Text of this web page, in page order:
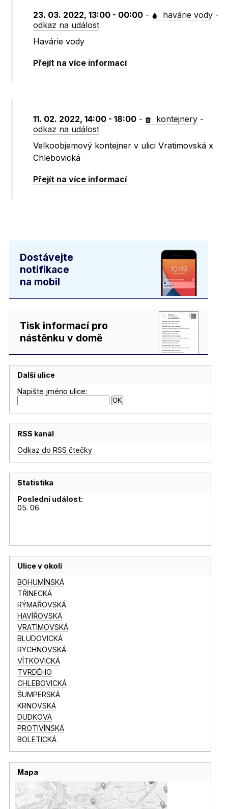
23. 03. 2022, 13:00 - 00:00 - havárie vody -
odkaz na událost
Havárie vody
Přejít na více informací
11. 02. 2022, 14:00 - 18:00 - kontejnery -
odkaz na událost
Velkoobjemový kontejner v ulici Vratimovská x
Chlebovická
Přejít na více informací
Dostávejte
notifikace
na mobil
Tisk informací pro
nástěnku v domě
Další ulice
Napište jméno ulice:
RSS kanál
Odkaz do RSS čtečky
Statistika
Poslední událost:
05. 06.
Ulice v okolí
BOHUMÍNSKÁ
TŘINECKÁ
RÝMAŘOVSKÁ
HAVÍŘOVSKÁ
VRATIMOVSKÁ
BLUDOVICKÁ
RYCHNOVSKÁ
VÍTKOVICKÁ
TVRDÉHO
CHLEBOVICKÁ
ŠUMPERSKÁ
KRNOVSKÁ
DUDKOVA
PROTIVÍNSKÁ
BOLETICKÁ
Mapa